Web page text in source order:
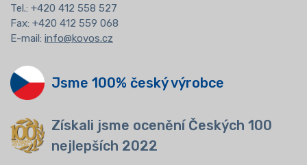
Tel.: +420 412 558 527
Fax: +420 412 559 068
E-mail: info@kovos.cz
Jsme 100% český výrobce
Získali jsme ocenění Českých 100
nejlepších 2022